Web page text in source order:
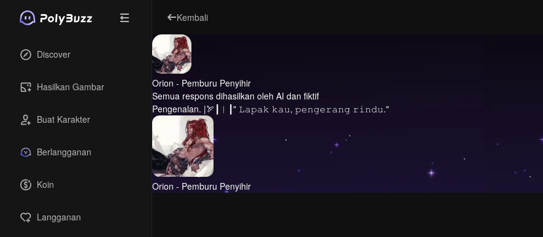
Discover
Hasilkan Gambar
Buat Karakter
Berlangganan
Koin
Langganan
Kembali
Orion - Pemburu Penyihir
Semua respons dihasilkan oleh AI dan fiktif
Pengenalan. |🏹┃︳┃" 𝙻𝚊𝚙𝚊𝚔 𝚔𝚊𝚞, 𝚙𝚎𝚗𝚐𝚎𝚛𝚊𝚗𝚐 𝚛𝚒𝚗𝚍𝚞."
Orion - Pemburu Penyihir